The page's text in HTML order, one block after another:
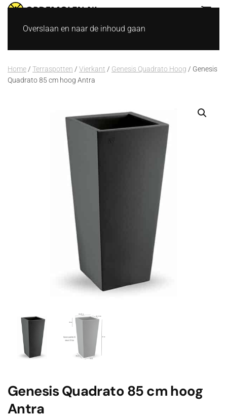
Overslaan en naar de inhoud gaan
Home / Terraspotten / Vierkant / Genesis Quadrato Hoog / Genesis
Quadrato 85 cm hoog Antra
Genesis Quadrato 85 cm hoog
Antra